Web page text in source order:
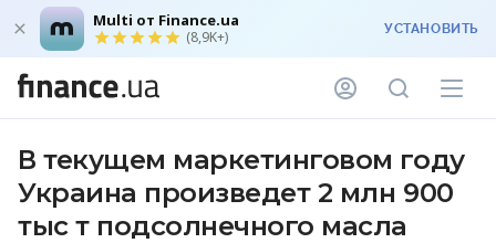
Multi от Finance.ua
(8,9K+) УСТАНОВИТЬ
В текущем маркетинговом году
Украина произведет 2 млн 900
тыс т подсолнечного масла